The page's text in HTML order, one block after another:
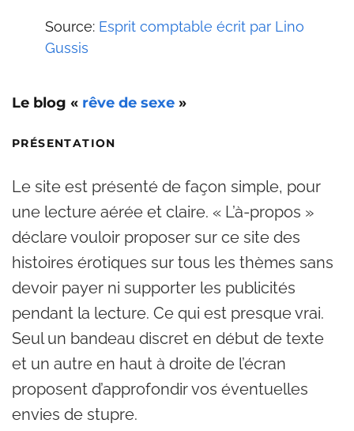
Source: Esprit comptable écrit par Lino
Gussis
Le blog « rêve de sexe »
PRÉSENTATION
Le site est présenté de façon simple, pour
une lecture aérée et claire. « L’à-propos »
déclare vouloir proposer sur ce site des
histoires érotiques sur tous les thèmes sans
devoir payer ni supporter les publicités
pendant la lecture. Ce qui est presque vrai.
Seul un bandeau discret en début de texte
et un autre en haut à droite de l’écran
proposent d’approfondir vos éventuelles
envies de stupre.